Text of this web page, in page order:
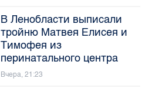
В Ленобласти выписали
тройню Матвея Елисея и
Тимофея из
перинатального центра
Вчера, 21:23